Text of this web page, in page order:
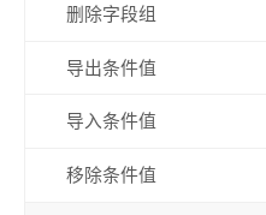
删除字段组
导出条件值
导入条件值
移除条件值